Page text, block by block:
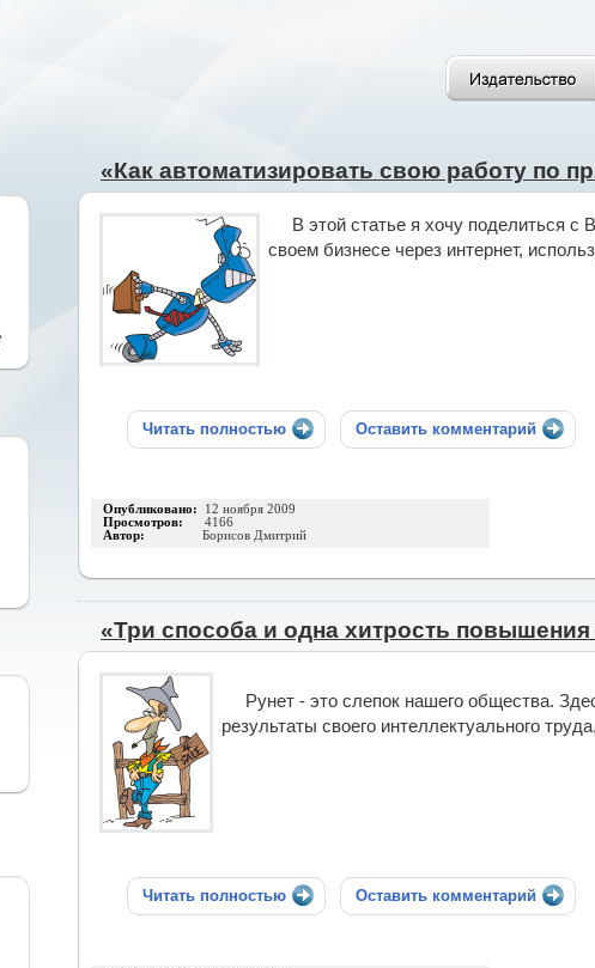
«Как автоматизировать свою работу по
В этой статье я хочу поделиться
своем бизнесе через интернет,
Читать полностью Оставить комментарий
Опубликовано: 12 ноября 2009
Просмотров: 4166
Автор: Борисов Дмитрий
«Три способа и одна хитрость
Рунет - это слепок нашего общества.
результаты своего интеллектуального
Читать полностью Оставить комментарий